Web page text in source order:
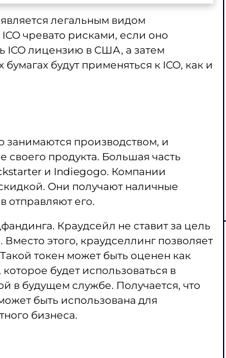
легальным видом
чревато рисками, если оно
ICO лицензию в США, а затем
будут применяться к ICO, как и
занимаются производством, и
продукта. Большая часть
и Indiegogo. Компании
Они получают наличные
отправляют его.
Краудсейл не ставит за цель
этого, краудселлинг позволяет
токен может быть оценен как
будет использоваться в
в будущем службе. Получается, что
быть использована для
бизнеса.